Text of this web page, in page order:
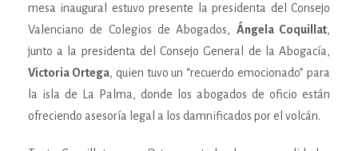
mesa inaugural estuvo presente la presidenta del Consejo
Valenciano de Colegios de Abogados, Ángela Coquillat,
junto a la presidenta del Consejo General de la Abogacía,
Victoria Ortega, quien tuvo un “recuerdo emocionado” para
la isla de La Palma, donde los abogados de oficio están
ofreciendo asesoría legal a los damnificados por el volcán.